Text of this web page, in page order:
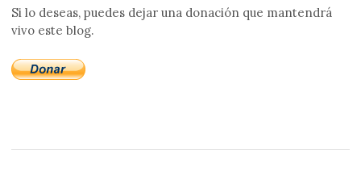
Si lo deseas, puedes dejar una donación que mantendrá
vivo este blog.